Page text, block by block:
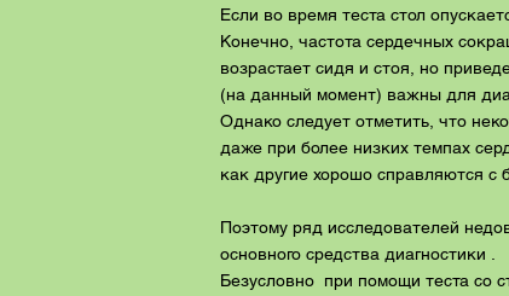
Если во время теста стол
Конечно, частота сердечных
возрастает сидя и стоя, но
(на данный момент) важны для
Однако следует отметить, что
даже при более низких темпах
как другие хорошо справляются с
Поэтому ряд исследователей
основного средства диагностики .
Безусловно при помощи теста со